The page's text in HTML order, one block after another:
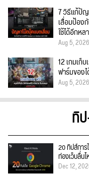
7 วิธีแก้ปั
เสื่อมป้อง
ใช้ได้อีกหล
Aug 5, 2026
12 เกมเก็
ฟาร์มของ
Aug 5, 2026
ทิ
20 ทิปส์การ
ท่องเว็บลื่น
Dec 12,